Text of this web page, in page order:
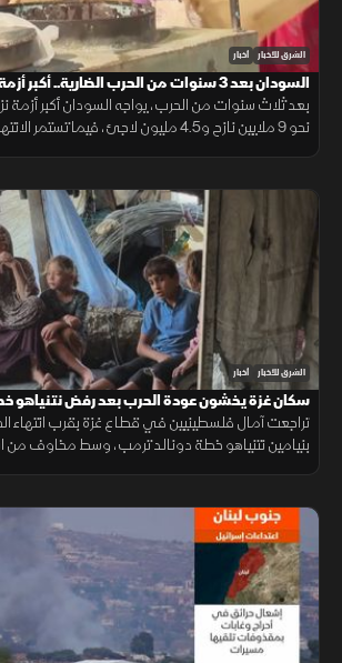
الشرق للأخبار أخبار
السودان بعد 3 سنوات من الحرب الضارية.. أكبر أزمة نزوح عالميا
بعد ثلاث سنوات من الحرب، يواجه السودان أكبر أزمة
نحو 9 ملايين نازح و4.5 مليون لاجئ، فيما
الشرق للأخبار أخبار
سكان غزة يخشون عودة الحرب بعد رفض نتنياهو
تراجعت آمال فلسطينيين في قطاع غزة بقرب انتهاء
بنيامين نتنياهو خطة دونالد ترمب، وسط مخاوف من